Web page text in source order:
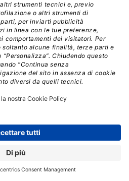
la startup AI francese
megawatt all’interno del
Realty.L’operazione è un
di creare un ecosistema
in un mercato
e, sempre più
circa mille
è diventato
avanzati richiede
sistemi di raffreddamento